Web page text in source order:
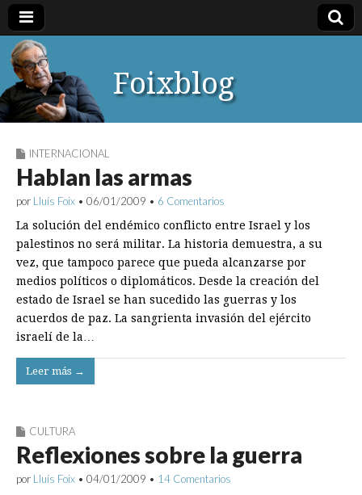
Foixblog
INTERNACIONAL
Hablan las armas
por Lluís Foix • 06/01/2009 • 6 Comentarios
La solución del endémico conflicto entre Israel y los
palestinos no será militar. La historia demuestra, a su
vez, que tampoco parece que pueda alcanzarse por
medios políticos o diplomáticos. Desde la creación del
estado de Israel se han sucedido las guerras y los
acuerdos de paz. La sangrienta invasión del ejército
israelí de la…
Leer más →
CULTURA
Reflexiones sobre la guerra
por Lluís Foix • 04/01/2009 • 14 Comentarios